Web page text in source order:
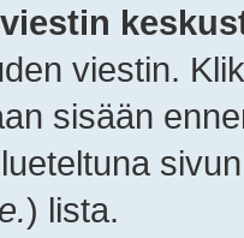
viestin.
sisään
) lista.